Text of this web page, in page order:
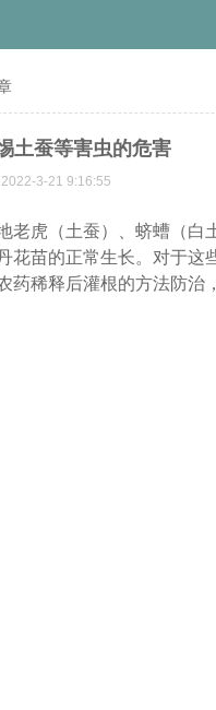
土蚕等害虫的危害
3-21 9:16:55
老虎（土蚕）、蛴螬（白
花苗的正常生长。对于这
稀释后灌根的方法防治